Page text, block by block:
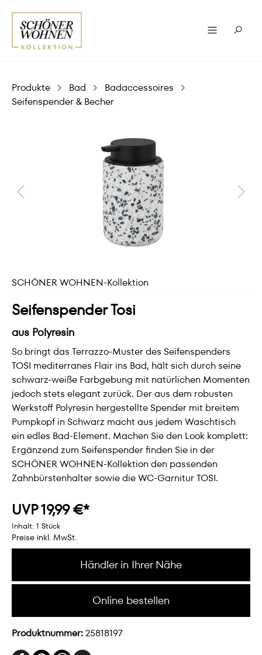
Produkte Bad
Badaccessoires
Seifenspender & Becher
SCHÖNER WOHNEN-Kollektion
Seifenspender Tosi
aus Polyresin
So bringt das Terrazzo-Muster des Seifenspenders
TOSI mediterranes Flair ins Bad, hält sich durch seine
schwarz-weiße Farbgebung mit natürlichen Momenten
jedoch stets elegant zurück. Der aus dem robusten
Werkstoff Polyresin hergestellte Spender mit breitem
Pumpkopf in Schwarz macht aus jedem Waschtisch
ein edles Bad-Element. Machen Sie den Look komplett:
Ergänzend zum Seifenspender finden Sie in der
SCHÖNER WOHNEN-Kollektion den passenden
Zahnbürstenhalter sowie die WC-Garnitur TOSI.
UVP 19,99 €*
Inhalt: 1 Stück
Preise inkl. MwSt.
Händler in Ihrer Nähe
Online bestellen
Produktnummer:25818197